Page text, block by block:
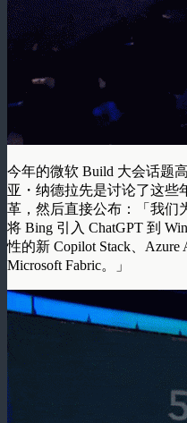
今年的微软 Build 大会话题
亚・纳德拉先是讨论了这些
革，然后直接公布：「我们
将 Bing 引入 ChatGPT 到
性的新 Copilot Stack、
Microsoft Fabric。」